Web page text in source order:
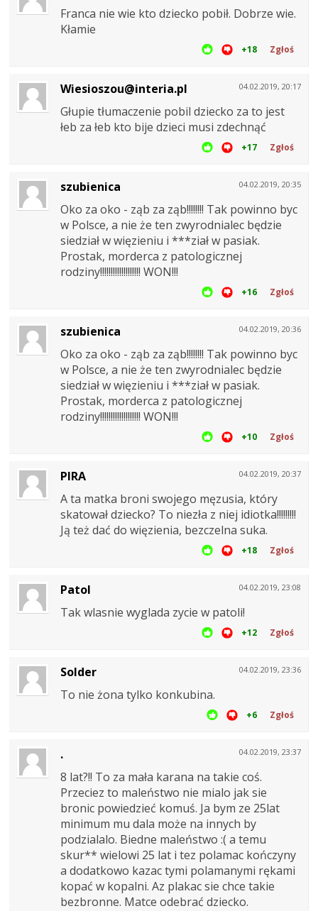
Franca nie wie kto dziecko pobił. Dobrze wie.
Kłamie
+18 Zgłoś
04.02.2019, 20:17
Wiesioszou@interia.pl
Głupie tłumaczenie pobil dziecko za to jest
łeb za łeb kto bije dzieci musi zdechnąć
+17 Zgłoś
04.02.2019, 20:35
szubienica
Oko za oko - ząb za ząb!!!!!!!! Tak powinno byc
w Polsce, a nie że ten zwyrodnialec będzie
siedział w więzieniu i ***ział w pasiak.
Prostak, morderca z patologicznej
rodziny!!!!!!!!!!!!!!!!!!! WON!!!
+16 Zgłoś
04.02.2019, 20:36
szubienica
Oko za oko - ząb za ząb!!!!!!!! Tak powinno byc
w Polsce, a nie że ten zwyrodnialec będzie
siedział w więzieniu i ***ział w pasiak.
Prostak, morderca z patologicznej
rodziny!!!!!!!!!!!!!!!!!!! WON!!!
+10 Zgłoś
04.02.2019, 20:37
PIRA
A ta matka broni swojego męzusia, który
skatował dziecko? To niezła z niej idiotka!!!!!!!!!
Ją też dać do więzienia, bezczelna suka.
+18 Zgłoś
04.02.2019, 23:08
Patol
Tak wlasnie wyglada zycie w patoli!
+12 Zgłoś
04.02.2019, 23:36
Solder
To nie żona tylko konkubina.
+6 Zgłoś
04.02.2019, 23:37
.
8 lat?!! To za mała karana na takie coś.
Przeciez to maleństwo nie mialo jak sie
bronic powiedzieć komuś. Ja bym ze 25lat
minimum mu dala może na innych by
podzialalo. Biedne maleństwo :( a temu
skur** wielowi 25 lat i tez polamac kończyny
a dodatkowo kazac tymi polamanymi rękami
kopać w kopalni. Az plakac sie chce takie
bezbronne. Matce odebrać dziecko.